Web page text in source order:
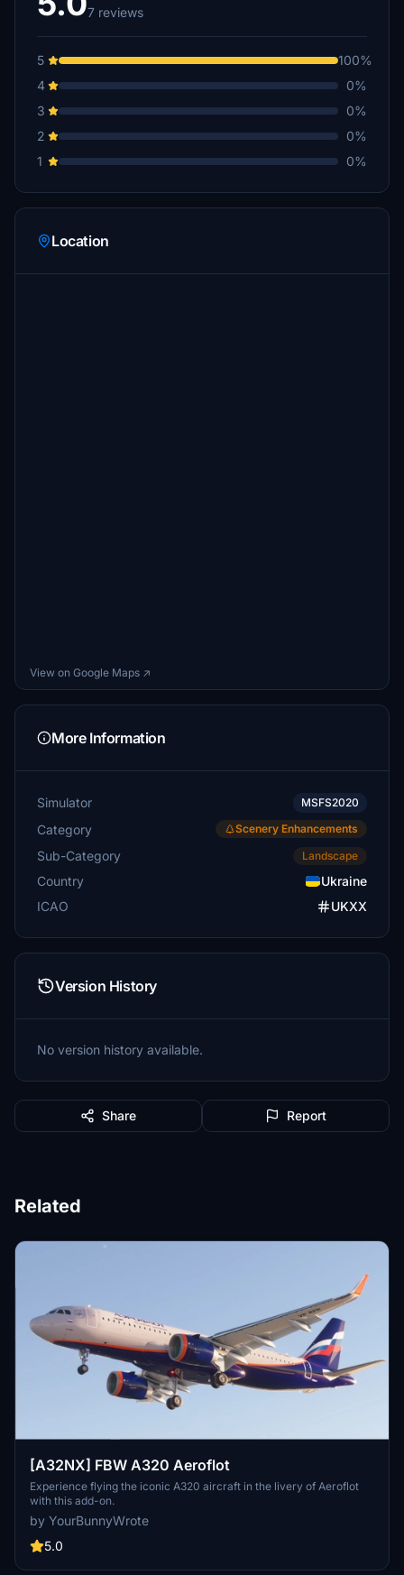
7 reviews
5
100%
4
0%
3
0%
2
0%
1
0%
Location
View on Google Maps ↗
More Information
Simulator MSFS2020
Category Scenery Enhancements
Sub-Category Landscape
Country
Ukraine
ICAO
UKXX
Version History
No version history available.
Share Report
Related
[A32NX] FBW A320 Aeroflot
Experience flying the iconic A320 aircraft in the livery of Aeroflot
with this add-on.
by YourBunnyWrote
5.0